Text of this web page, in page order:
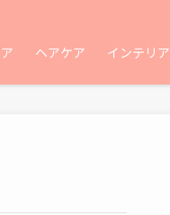
ヘアケア インテリア